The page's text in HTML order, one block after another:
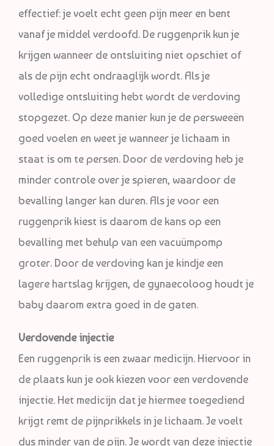
effectief: je voelt echt geen pijn meer en bent
vanaf je middel verdoofd. De ruggenprik kun je
krijgen wanneer de ontsluiting niet opschiet of
als de pijn echt ondraaglijk wordt. Als je
volledige ontsluiting hebt wordt de verdoving
stopgezet. Op deze manier kun je de persweeën
goed voelen en weet je wanneer je lichaam in
staat is om te persen. Door de verdoving heb je
minder controle over je spieren, waardoor de
bevalling langer kan duren. Als je voor een
ruggenprik kiest is daarom de kans op een
bevalling met behulp van een vacuümpomp
groter. Door de verdoving kan je kindje een
lagere hartslag krijgen, de gynaecoloog houdt je
baby daarom extra goed in de gaten.
Verdovende injectie
Een ruggenprik is een zwaar medicijn. Hiervoor in
de plaats kun je ook kiezen voor een verdovende
injectie. Het medicijn dat je hiermee toegediend
krijgt remt de pijnprikkels in je lichaam. Je voelt
dus minder van de pijn. Je wordt van deze injectie